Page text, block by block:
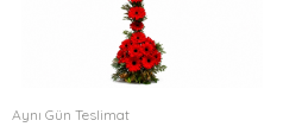
Aynı Gün Teslimat